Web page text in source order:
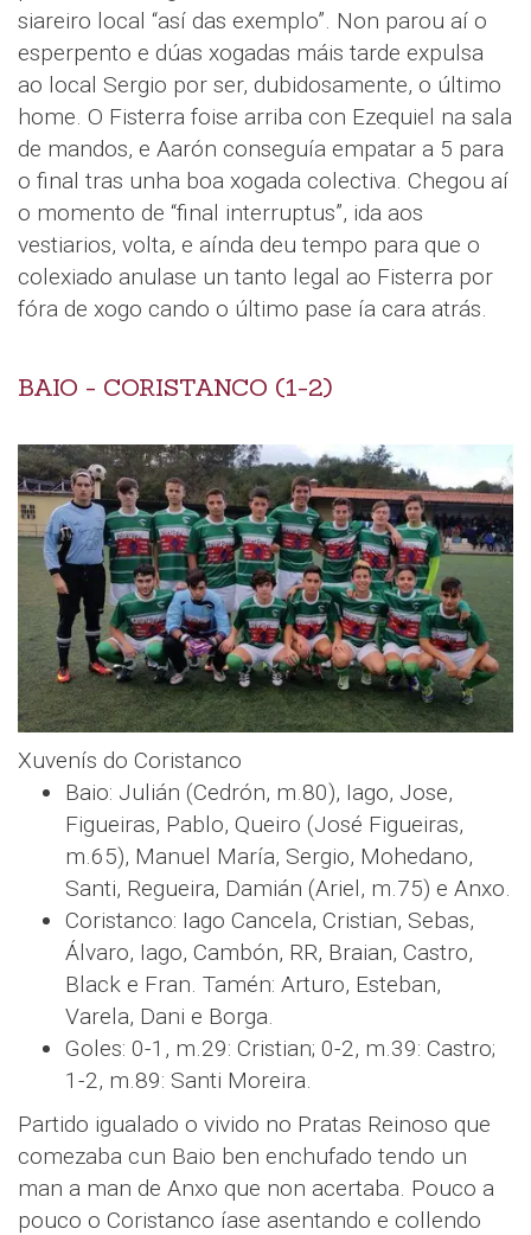
siareiro local “así das exemplo”. Non parou aí o
esperpento e dúas xogadas máis tarde expulsa
ao local Sergio por ser, dubidosamente, o último
home. O Fisterra foise arriba con Ezequiel na sala
de mandos, e Aarón conseguía empatar a 5 para
o final tras unha boa xogada colectiva. Chegou aí
o momento de “final interruptus”, ida aos
vestiarios, volta, e aínda deu tempo para que o
colexiado anulase un tanto legal ao Fisterra por
fóra de xogo cando o último pase ía cara atrás.
BAIO - CORISTANCO (1-2)
Xuvenís do Coristanco
Baio: Julián (Cedrón, m.80), Iago, Jose,
Figueiras, Pablo, Queiro (José Figueiras,
m.65), Manuel María, Sergio, Mohedano,
Santi, Regueira, Damián (Ariel, m.75) e Anxo.
Coristanco: Iago Cancela, Cristian, Sebas,
Álvaro, Iago, Cambón, RR, Braian, Castro,
Black e Fran. Tamén: Arturo, Esteban,
Varela, Dani e Borga.
Goles: 0-1, m.29: Cristian; 0-2, m.39: Castro;
1-2, m.89: Santi Moreira.
Partido igualado o vivido no Pratas Reinoso que
comezaba cun Baio ben enchufado tendo un
man a man de Anxo que non acertaba. Pouco a
pouco o Coristanco íase asentando e collendo